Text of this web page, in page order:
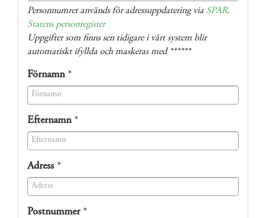
(success)
Personnumret används för adressuppdatering via SPAR,
Statens personregister
Uppgifter som finns sen tidigare i vårt system blir
automatiskt ifyllda och maskeras med ******
Förnamn*
Efternamn*
Adress *
Postnummer*